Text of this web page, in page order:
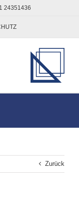
24351436
Zurück